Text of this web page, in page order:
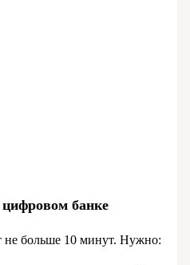
банке
не больше 10 минут. Нужно: